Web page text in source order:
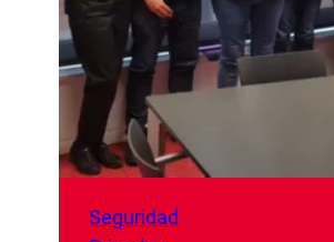
Seguridad